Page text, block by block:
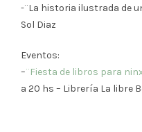
-¨La historia ilustrada de
Sol Diaz
Eventos:
–¨Fiesta de libros para
a 20 hs – Librería La libre